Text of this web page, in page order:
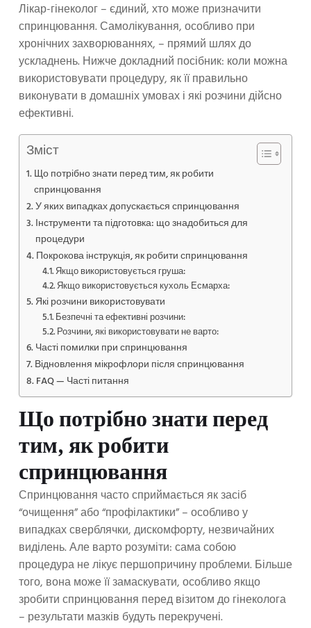
Лікар-гінеколог – єдиний, хто може призначити
спринцювання. Самолікування, особливо при
хронічних захворюваннях, – прямий шлях до
ускладнень. Нижче докладний посібник: коли можна
використовувати процедуру, як її правильно
виконувати в домашніх умовах і які розчини дійсно
ефективні.
Зміст
Що потрібно знати перед тим, як робити
спринцювання
У яких випадках допускається спринцювання
Інструменти та підготовка: що знадобиться для
процедури
Покрокова інструкція, як робити спринцювання
Якщо використовується груша:
Якщо використовується кухоль Есмарха:
Які розчини використовувати
Безпечні та ефективні розчини:
Розчини, які використовувати не варто:
Часті помилки при спринцювання
Відновлення мікрофлори після спринцювання
FAQ — Часті питання
Що потрібно знати перед
тим, як робити
спринцювання
Спринцювання часто сприймається як засіб
“очищення” або “профілактики” – особливо у
випадках сверблячки, дискомфорту, незвичайних
виділень. Але варто розуміти: сама собою
процедура не лікує першопричину проблеми. Більше
того, вона може її замаскувати, особливо якщо
зробити спринцювання перед візитом до гінеколога
– результати мазків будуть перекручені.